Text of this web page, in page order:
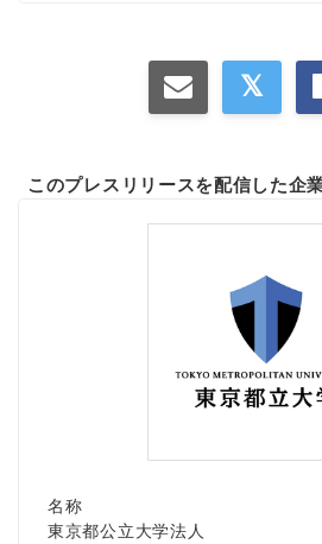
このプレスリリースを配信した企
名称
東京都公立大学法人